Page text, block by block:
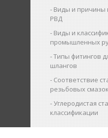
Виды и причины
РВД
Виды и
промышленных
Типы фитингов
шлангов
Соответствие
резьбовых
Углеродистая
классификации